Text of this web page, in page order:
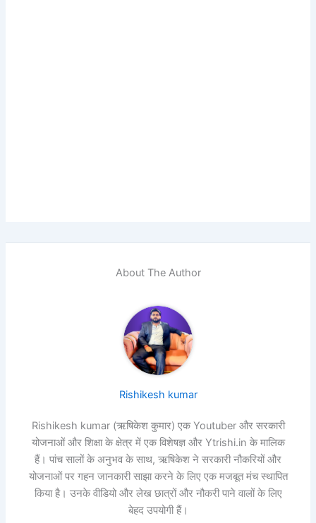
About The Author
Rishikesh kumar
Rishikesh kumar (ऋषिकेश कुमार) एक Youtuber और सरकारी
योजनाओं और शिक्षा के क्षेत्र में एक विशेषज्ञ और Ytrishi.in के मालिक
हैं। पांच सालों के अनुभव के साथ, ऋषिकेश ने सरकारी नौकरियों और
योजनाओं पर गहन जानकारी साझा करने के लिए एक मजबूत मंच स्थापित
किया है। उनके वीडियो और लेख छात्रों और नौकरी पाने वालों के लिए
बेहद उपयोगी हैं।